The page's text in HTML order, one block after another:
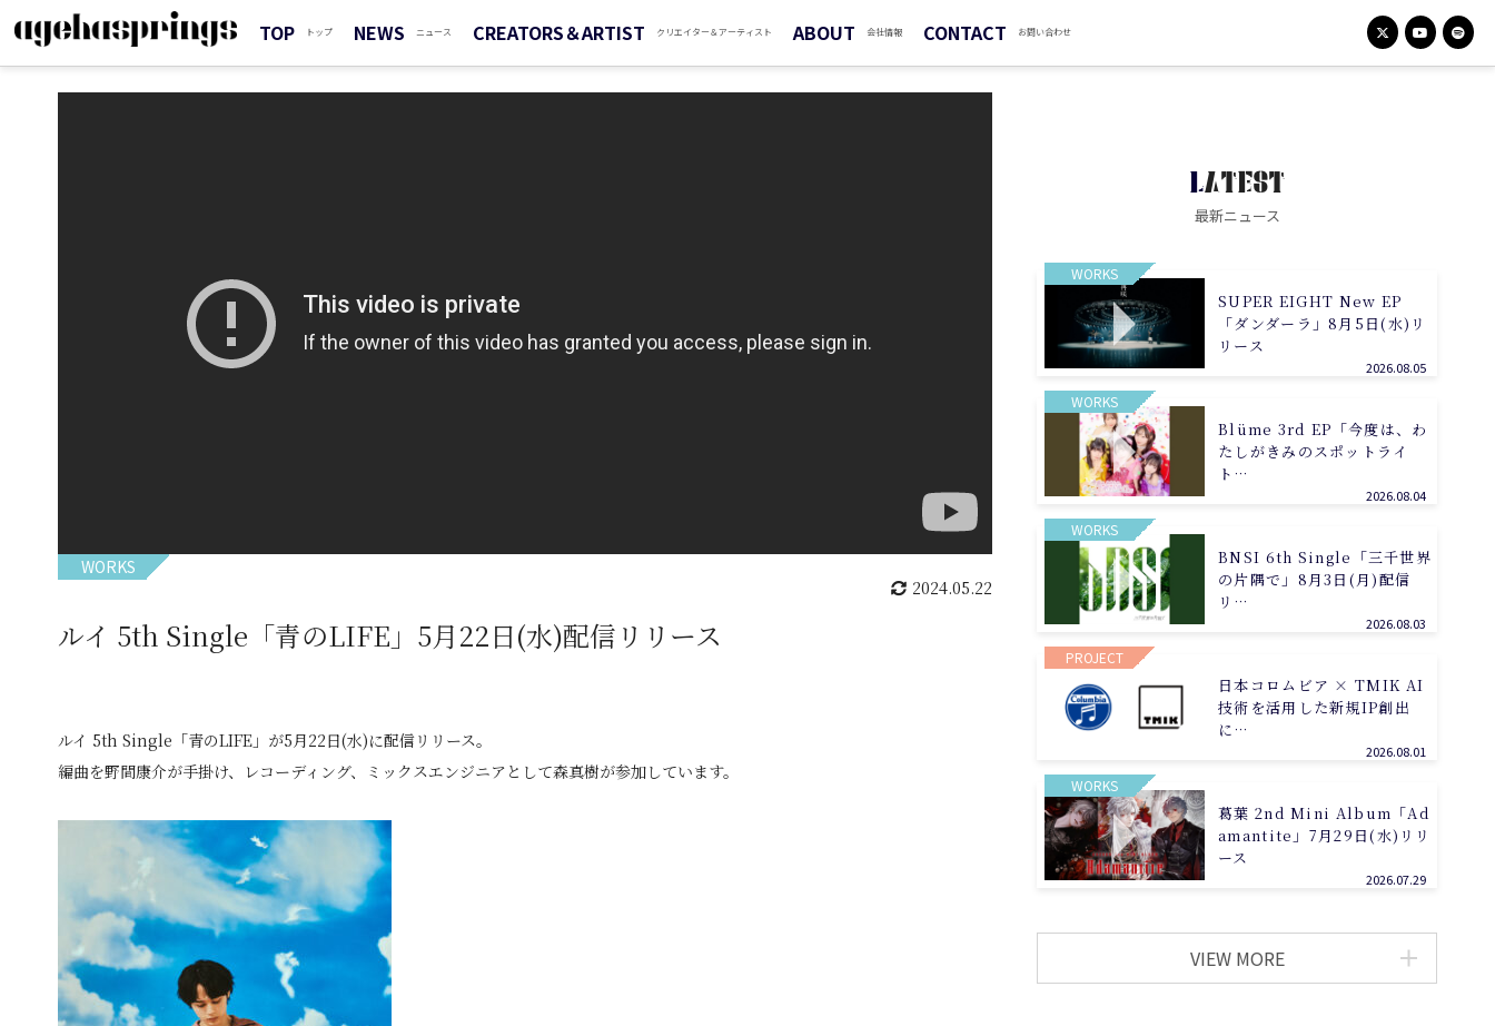
TOP トップ NEWS ニュース CREATORS＆ARTIST クリエイター＆アーティスト ABOUT 会社情報 CONTACT お問い合わせ
WORKS
2024.05.22
ルイ 5th Single「青のLIFE」5月22日(水)配信リリース
ルイ 5th Single「青のLIFE」が5月22日(水)に配信リリース。
編曲を野間康介が手掛け、レコーディング、ミックスエンジニアとして森真樹が参加しています。
LATEST
最新ニュース
WORKS
SUPER EIGHT New EP
「ダンダーラ」8月5日(水)リ
リース
2026.08.05
WORKS
Blüme 3rd EP「今度は、わ
たしがきみのスポットライ
ト…
2026.08.04
WORKS
BNSI 6th Single「三千世界
の片隅で」8月3日(月)配信
リ…
2026.08.03
PROJECT
日本コロムビア × TMIK AI
技術を活用した新規IP創出
に…
2026.08.01
WORKS
葛葉 2nd Mini Album「Ad
amantite」7月29日(水)リリ
ース
2026.07.29
VIEW MORE